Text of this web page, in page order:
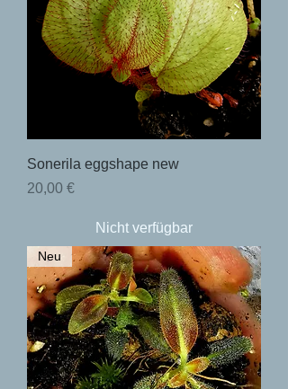
Sonerila eggshape new
Preis
20,00 €
Nicht verfügbar
Neu